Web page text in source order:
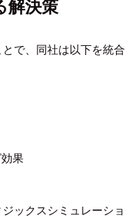
解決策
で、同社は以下を統
果
ックスシミュレーシ